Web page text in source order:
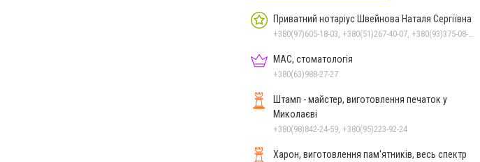
Приватний нотаріус Швейнова Наталя Сергіївна
МАС, стоматологія
+380(63)988-27-27
Штамп - майстер, виготовлення печаток у
Миколаєві
+380(98)842-24-59, +380(95)223-92-24
Харон, виготовлення пам'ятників, весь спектр